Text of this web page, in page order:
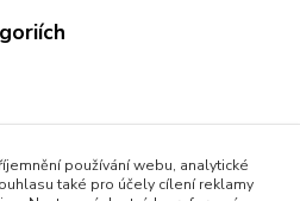
používání webu, analytické
také pro účely cílení reklamy